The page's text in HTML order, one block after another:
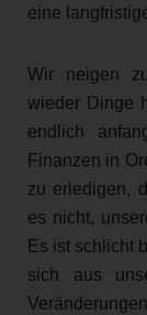
eine
Wir neigen
wieder Dinge
endlich
Finanzen in
zu erledigen,
es nicht,
Es ist schlicht
sich aus